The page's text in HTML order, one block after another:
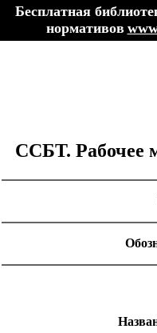
Бесплатная
нормативов
ССБТ. Рабочее